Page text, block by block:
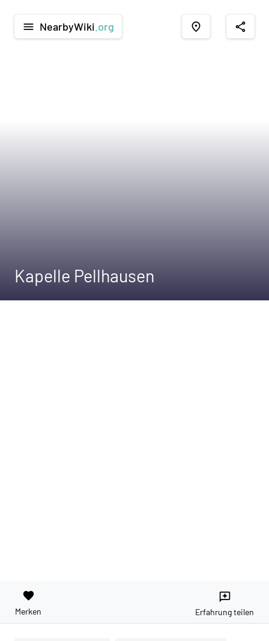
menu NearbyWiki .org place share
Kapelle Pellhausen
favorite
Merken
reviews
Erfahrung teilen